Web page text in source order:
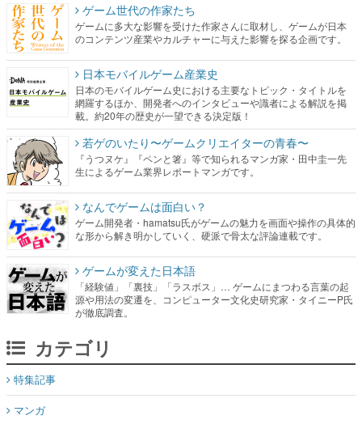
ゲーム世代の作家たち
ゲームに多大な影響を受けた作家さんに取材し、ゲームが日本
のコンテンツ産業やカルチャーに与えた影響を探る企画です。
日本モバイルゲーム産業史
日本のモバイルゲーム史における主要なトピック・タイトルを
網羅するほか、開発者へのインタビューや識者による解説を掲
載。約20年の歴史が一望できる決定版！
若ゲのいたり〜ゲームクリエイターの青春〜
『うつヌケ』『ペンと箸』等で知られるマンガ家・田中圭一先
生によるゲーム業界レポートマンガです。
なんでゲームは面白い？
ゲーム開発者・hamatsu氏がゲームの魅力を画面や操作の具体的
な形から解き明かしていく、硬派で骨太な評論連載です。
ゲームが変えた日本語
「経験値」「裏技」「ラスボス」… ゲームにまつわる言葉の起
源や用法の変遷を、コンピューター文化史研究家・タイニーP氏
が徹底調査。
カテゴリ
特集記事
マンガ